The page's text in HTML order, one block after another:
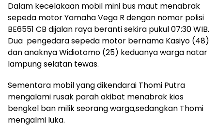
Dalam kecelakaan mobil mini bus maut menabrak
sepeda motor Yamaha Vega R dengan nomor polisi
BE6551 CB dijalan raya beranti sekira pukul 07:30 WIB.
Dua pengedara sepeda motor bernama Kasiyo (48)
dan anaknya Widiotomo (25) keduanya warga natar
lampung selatan tewas.
Sementara mobil yang dikendarai Thomi Putra
mengalami rusak parah akibat menabrak kios
bengkel ban milik seorang warga,sedangkan Thomi
mengalmi luka.